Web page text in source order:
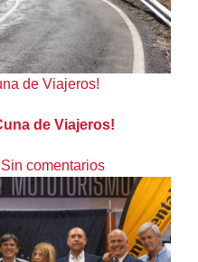
de Viajeros!
de Viajeros!
Sin comentarios